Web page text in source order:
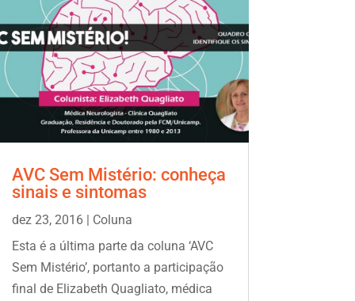
AVC Sem Mistério: conheça
sinais e sintomas
dez 23, 2016| Coluna
Esta é a última parte da coluna ‘AVC
Sem Mistério’, portanto a participação
final de Elizabeth Quagliato, médica